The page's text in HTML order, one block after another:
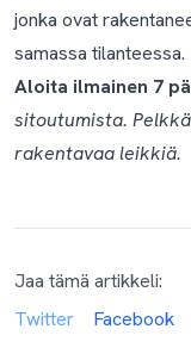
jonka ovat
samassa tilanteessa.
Aloita ilmainen 7
sitoutumista.
rakentavaa leikkiä.
Jaa tämä artikkeli:
Twitter
Facebook